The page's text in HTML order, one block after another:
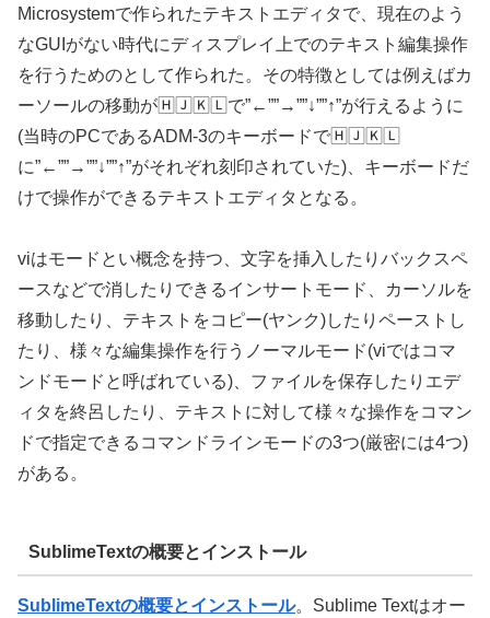
Microsystemで作られたテキストエディタで、現在のよう
なGUIがない時代にディスプレイ上でのテキスト編集操作
を行うためのとして作られた。その特徴としては例えばカ
ーソールの移動が🄷🄹🄺🄻で”←””→””↓””↑”が行えるように
(当時のPCであるADM-3のキーボードで🄷🄹🄺🄻
に”←””→””↓””↑”がそれぞれ刻印されていた)、キーボードだ
けで操作ができるテキストエディタとなる。
viはモードとい概念を持つ、文字を挿入したりバックスペ
ースなどで消したりできるインサートモード、カーソルを
移動したり、テキストをコピー(ヤンク)したりペーストし
たり、様々な編集操作を行うノーマルモード(viではコマ
ンドモードと呼ばれている)、ファイルを保存したりエデ
ィタを終呂したり、テキストに対して様々な操作をコマン
ドで指定できるコマンドラインモードの3つ(厳密には4つ)
がある。
SublimeTextの概要とインストール
SublimeTextの概要とインストール。Sublime Textはオー